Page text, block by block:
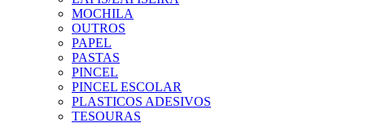
MOCHILA
OUTROS
PAPEL
PASTAS
PINCEL
PINCEL ESCOLAR
PLASTICOS ADESIVOS
TESOURAS